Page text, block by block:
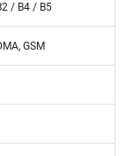
/ B4 / B5
GSM